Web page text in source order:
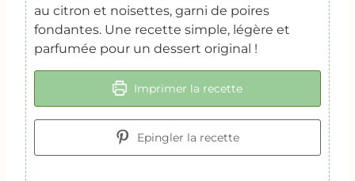
au citron et noisettes, garni de poires
fondantes. Une recette simple, légère et
parfumée pour un dessert original !
Imprimer la recette
Epingler la recette